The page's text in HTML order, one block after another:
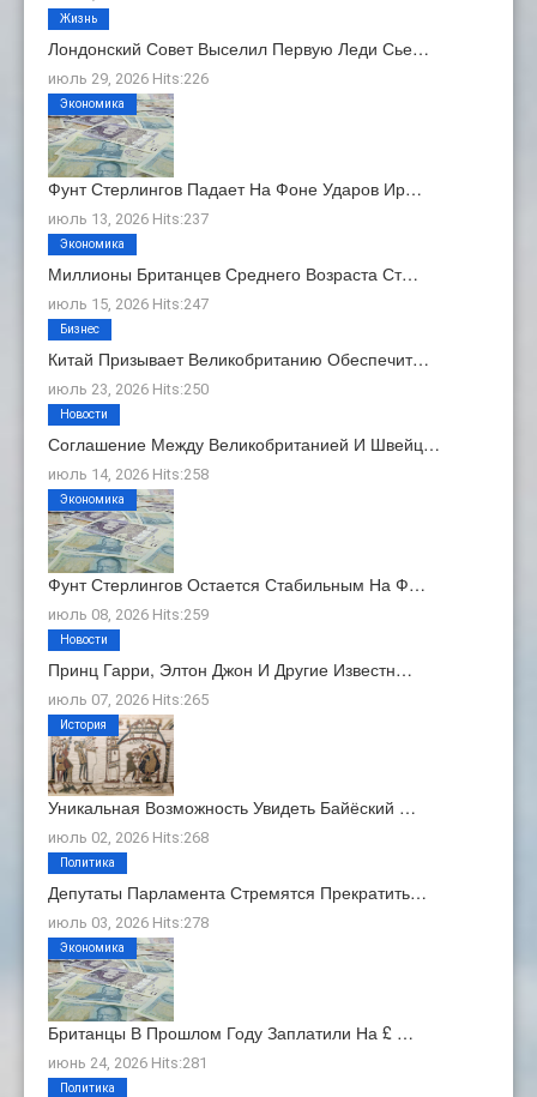
Лондонский Совет Выселил Первую Леди Сье…
июль 29, 2026 Hits:226
Жизнь
Фунт Стерлингов Падает На Фоне Ударов Ир…
июль 13, 2026 Hits:237
Экономика
Миллионы Британцев Среднего Возраста Ст…
июль 15, 2026 Hits:247
Экономика
Китай Призывает Великобританию Обеспечит…
июль 23, 2026 Hits:250
Бизнес
Соглашение Между Великобританией И Швейц…
июль 14, 2026 Hits:258
Новости
Фунт Стерлингов Остается Стабильным На Ф…
июль 08, 2026 Hits:259
Экономика
Принц Гарри, Элтон Джон И Другие Известн…
июль 07, 2026 Hits:265
Новости
Уникальная Возможность Увидеть Байёский …
июль 02, 2026 Hits:268
История
Депутаты Парламента Стремятся Прекратить…
июль 03, 2026 Hits:278
Политика
Британцы В Прошлом Году Заплатили На £ …
июнь 24, 2026 Hits:281
Экономика
Политика